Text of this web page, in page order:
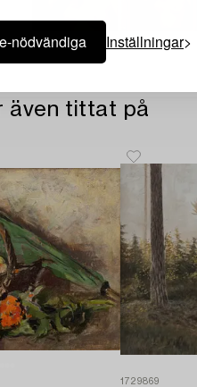
nödvändiga Inställningar
även tittat på
1729869